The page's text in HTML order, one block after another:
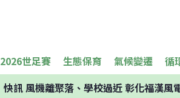
2026世足賽 生態保育 氣候變遷 循
快訊風機離聚落、學校過近 彰化福漢風